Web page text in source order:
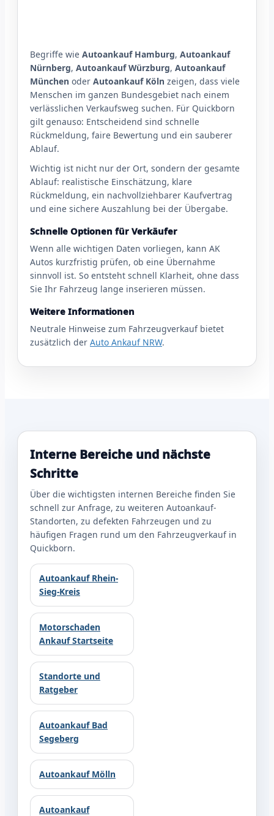
Begriffe wie Autoankauf Hamburg, Autoankauf
Nürnberg, Autoankauf Würzburg, Autoankauf
München oder Autoankauf Köln zeigen, dass viele
Menschen im ganzen Bundesgebiet nach einem
verlässlichen Verkaufsweg suchen. Für Quickborn
gilt genauso: Entscheidend sind schnelle
Rückmeldung, faire Bewertung und ein sauberer
Ablauf.
Wichtig ist nicht nur der Ort, sondern der gesamte
Ablauf: realistische Einschätzung, klare
Rückmeldung, ein nachvollziehbarer Kaufvertrag
und eine sichere Auszahlung bei der Übergabe.
Schnelle Optionen für Verkäufer
Wenn alle wichtigen Daten vorliegen, kann AK
Autos kurzfristig prüfen, ob eine Übernahme
sinnvoll ist. So entsteht schnell Klarheit, ohne dass
Sie Ihr Fahrzeug lange inserieren müssen.
Weitere Informationen
Neutrale Hinweise zum Fahrzeugverkauf bietet
zusätzlich der Auto Ankauf NRW.
Interne Bereiche und nächste
Schritte
Über die wichtigsten internen Bereiche finden Sie
schnell zur Anfrage, zu weiteren Autoankauf-
Standorten, zu defekten Fahrzeugen und zu
häufigen Fragen rund um den Fahrzeugverkauf in
Quickborn.
Autoankauf Rhein-
Sieg-Kreis
Motorschaden
Ankauf Startseite
Standorte und
Ratgeber
Autoankauf Bad
Segeberg
Autoankauf Mölln
Autoankauf